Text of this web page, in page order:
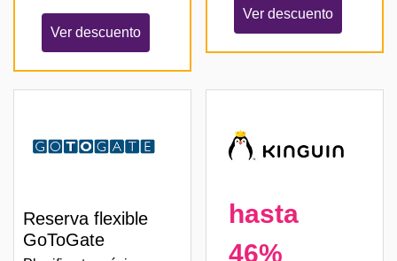
Ver descuento
Ver descuento
Reserva flexible
GoToGate
hasta
46%